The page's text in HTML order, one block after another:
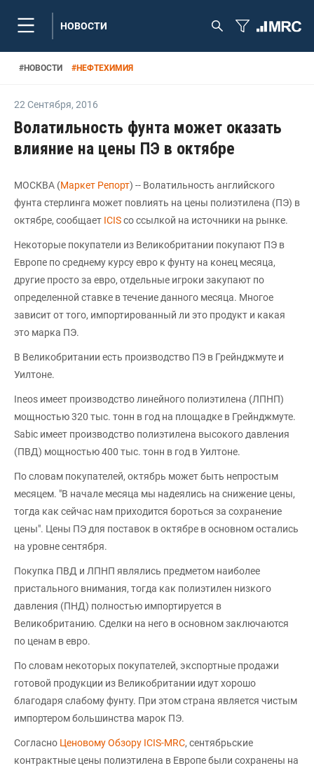
НОВОСТИ
#НОВОСТИ #НЕФТЕХИМИЯ
22 Сентября, 2016
Волатильность фунта может оказать
влияние на цены ПЭ в октябре
МОСКВА (Маркет Репорт) -- Волатильность английского
фунта стерлинга может повлиять на цены полиэтилена (ПЭ) в
октябре, сообщает ICISсо ссылкой на источники на рынке.
Некоторые покупатели из Великобритании покупают ПЭ в
Европе по среднему курсу евро к фунту на конец месяца,
другие просто за евро, отдельные игроки закупают по
определенной ставке в течение данного месяца. Многое
зависит от того, импортированный ли это продукт и какая
это марка ПЭ.
В Великобритании есть производство ПЭ в Грейнджмуте и
Уилтоне.
Ineos имеет производство линейного полиэтилена (ЛПНП)
мощностью 320 тыс. тонн в год на площадке в Грейнджмуте.
Sabic имеет производство полиэтилена высокого давления
(ПВД) мощностью 400 тыс. тонн в год в Уилтоне.
По словам покупателей, октябрь может быть непростым
месяцем. "В начале месяца мы надеялись на снижение цены,
тогда как сейчас нам приходится бороться за сохранение
цены". Цены ПЭ для поставок в октябре в основном остались
на уровне сентября.
Покупка ПВД и ЛПНП являлись предметом наиболее
пристального внимания, тогда как полиэтилен низкого
давления (ПНД) полностью импортируется в
Великобританию. Сделки на него в основном заключаются
по ценам в евро.
По словам некоторых покупателей, экспортные продажи
готовой продукции из Великобритании идут хорошо
благодаря слабому фунту. При этом страна является чистым
импортером большинства марок ПЭ.
Согласно Ценовому Обзору ICIS-MRC, сентябрьские
контрактные цены полиэтилена в Европе были сохранены на